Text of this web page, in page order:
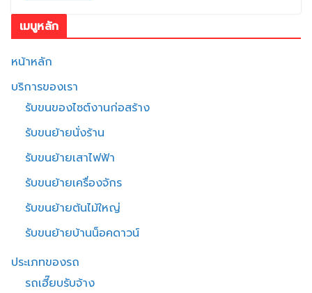
เมนูหลัก
หน้าหลัก
บริการของเรา
รับขนของไซต์งานก่อสร้าง
รับขนย้ายนั่งร้าน
รับขนย้ายเสาไฟฟ้า
รับขนย้ายเครื่องจักร
รับขนย้ายต้นไม้ใหญ่
รับขนย้ายบ้านน็อคดาวน์
ประเภทของรถ
รถเฮี๊ยบรับจ้าง